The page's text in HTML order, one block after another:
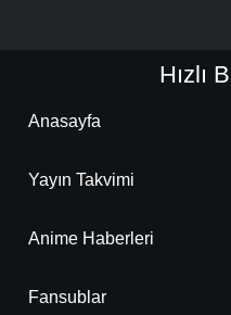
Hızlı
Anasayfa
Yayın Takvimi
Anime Haberleri
Fansublar